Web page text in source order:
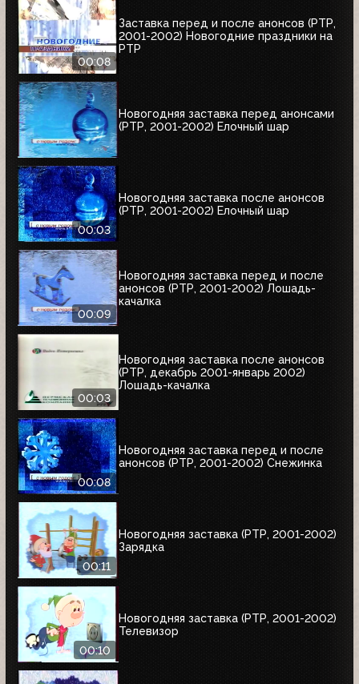
00:08
Заставка перед и после анонсов (РТР,
2001-2002) Новогодние праздники на
РТР
Новогодняя заставка перед анонсами
(РТР, 2001-2002) Елочный шар
00:03
Новогодняя заставка после анонсов
(РТР, 2001-2002) Елочный шар
00:09
Новогодняя заставка перед и после
анонсов (РТР, 2001-2002) Лошадь-
качалка
00:03
Новогодняя заставка после анонсов
(РТР, декабрь 2001-январь 2002)
Лошадь-качалка
00:08
Новогодняя заставка перед и после
анонсов (РТР, 2001-2002) Снежинка
00:11
Новогодняя заставка (РТР, 2001-2002)
Зарядка
00:10
Новогодняя заставка (РТР, 2001-2002)
Телевизор